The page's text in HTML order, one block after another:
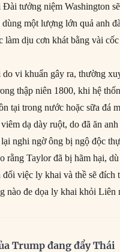
tưởng niệm Washington
một lượng lớn quả anh
làm dịu cơn khát bằng vài
vi khuẩn gây ra, thường
thập niên 1800, khi hệ
tại trong nước hoặc sữa đá
dạ dày ruột, do đã ăn
nghi ngờ ông bị ngộ độc
rằng Taylor đã bị hãm hại,
việc ly khai và thề sẽ đích
nào đe dọa ly khai khỏi Liên
Trump đang đẩy Thái